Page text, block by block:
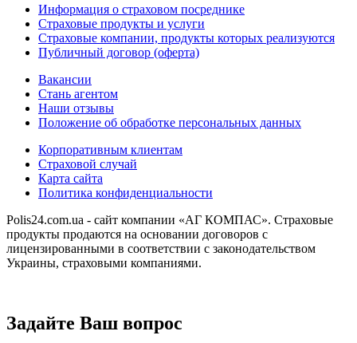
Информация о страховом посреднике
Страховые продукты и услуги
Страховые компании, продукты которых реализуются
Публичный договор (оферта)
Вакансии
Стань агентом
Наши отзывы
Положение об обработке персональных данных
Корпоративным клиентам
Страховой случай
Карта сайта
Политика конфиденциальности
Polis24.com.ua - сайт компании «АГ КОМПАС». Страховые
продукты продаются на основании договоров с
лицензированными в соответствии с законодательством
Украины, страховыми компаниями.
Задайте Ваш вопрос